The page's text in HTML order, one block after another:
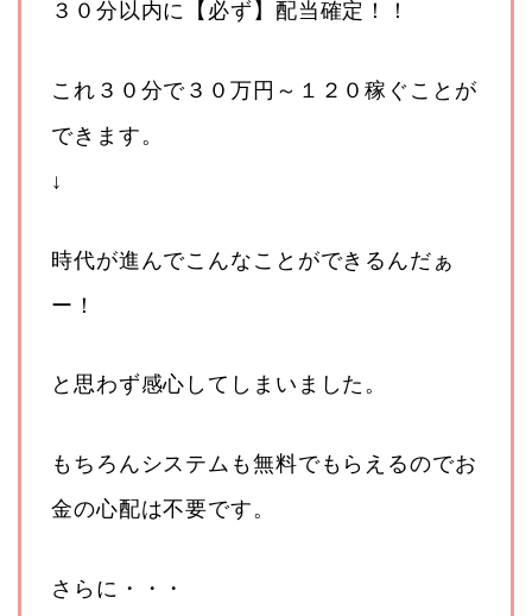
３０分以内に【必ず】配当確定！！
これ３０分で３０万円～１２０稼ぐことが
できます。
↓
時代が進んでこんなことができるんだぁ
ー！
と思わず感心してしまいました。
もちろんシステムも無料でもらえるのでお
金の心配は不要です。
さらに・・・